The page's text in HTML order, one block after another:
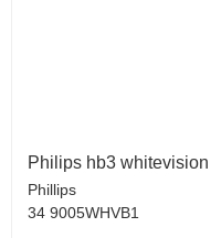
Philips hb3 whitevision
Phillips
34 9005WHVB1